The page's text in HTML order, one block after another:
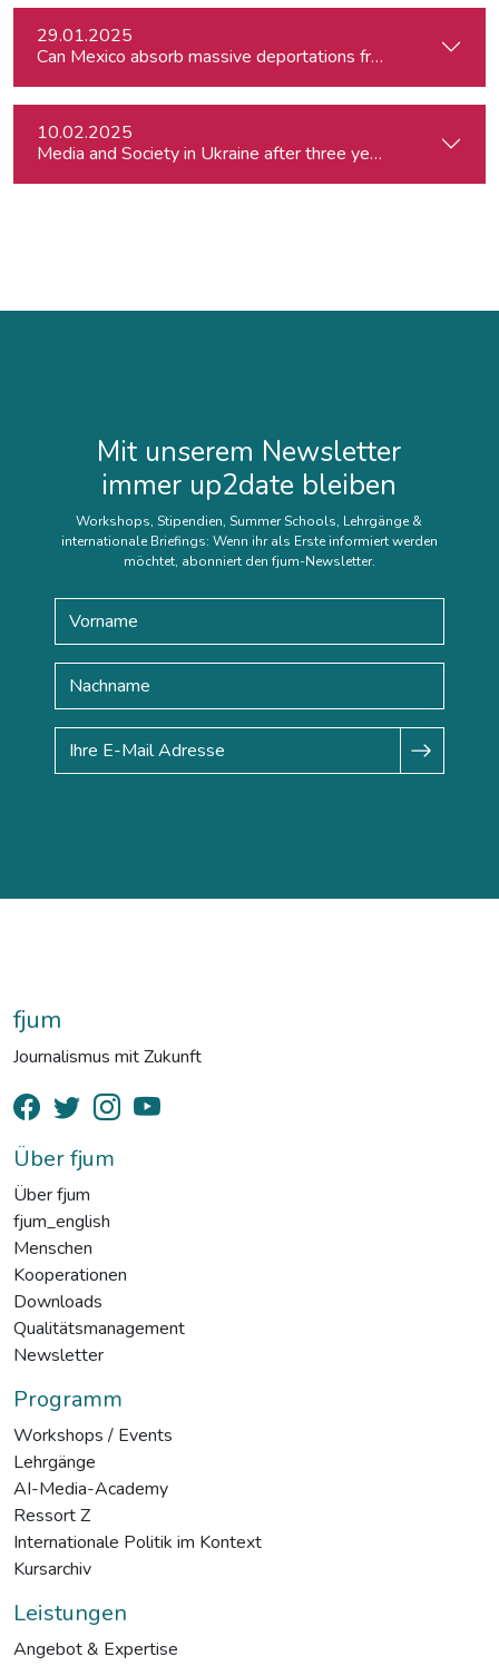
29.01.2025
Can Mexico absorb massive deportations from the US?
10.02.2025
Media and Society in Ukraine after three years of war.
Mit unserem Newsletter
immer up2date bleiben
Workshops, Stipendien, Summer Schools, Lehrgänge &
internationale Briefings: Wenn ihr als Erste informiert werden
möchtet, abonniert den fjum-Newsletter.
fjum
Journalismus mit Zukunft
Über fjum
Über fjum
fjum_english
Menschen
Kooperationen
Downloads
Qualitätsmanagement
Newsletter
Programm
Workshops / Events
Lehrgänge
AI-Media-Academy
Ressort Z
Internationale Politik im Kontext
Kursarchiv
Leistungen
Angebot & Expertise